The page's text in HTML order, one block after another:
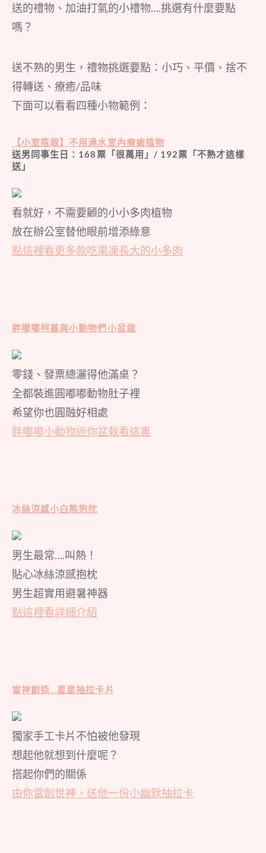
送的禮物、加油打氣的小禮物….挑選有什麼要點
嗎？
送不熟的男生，禮物挑選要點：小巧、平價、捨不
得轉送、療癒/品味
下面可以看看四種小物範例：
【小室瓶栽】不用澆水室內療癒植物
送男同事生日：168票「很萬用」/ 192票「不熟才這樣
送」
看就好，不需要顧的小小多肉植物
放在辦公室替他眼前增添綠意
點這裡看更多款吃果凍長大的小多肉
胖嘟嘟柯基與小動物們小盆栽
零錢、發票總灑得他滿桌？
全都裝進圓嘟嘟動物肚子裡
希望你也圓融好相處
胖嘟嘟小動物迷你盆栽看這裏
冰絲涼感小白熊抱枕
男生最常….叫熱！
貼心冰絲涼感抱枕
男生超實用避暑神器
點這裡看詳細介紹
當神創造…星星抽拉卡片
獨家手工卡片不怕被他發現
想起他就想到什麼呢？
搭起你們的關係
由你當創世神，送他一份小幽默抽拉卡